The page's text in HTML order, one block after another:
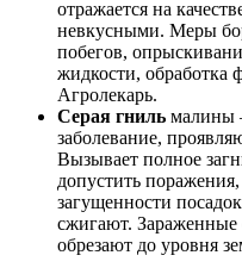
отражается на
невкусными. Меры
побегов,
жидкости, обработка
Агролекарь.
Серая гниль малины
заболевание,
Вызывает полное
допустить
загущенности
сжигают.
обрезают до уровня